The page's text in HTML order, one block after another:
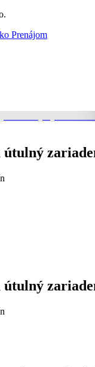
Prenájom
útulný
útulný